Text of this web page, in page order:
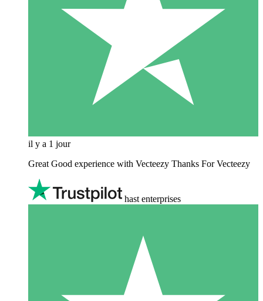
il y a 1 jour
Great Good experience with Vecteezy Thanks For Vecteezy
hast enterprises